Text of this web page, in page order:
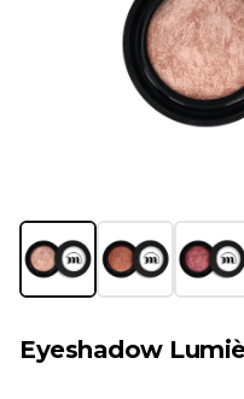
Eyeshadow